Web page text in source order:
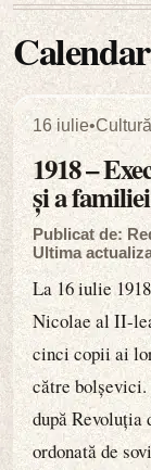
16 iulie•
1918 –
și a
Publicat de:
Ultima
La 16 iulie
Nicolae al II-
cinci copii ai
către
după Revoluția
ordonată de